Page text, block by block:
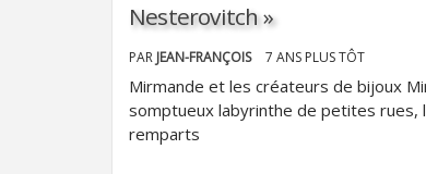
Nesterovitch »
PAR JEAN-FRANÇOIS 7 ANS PLUS TÔT
Mirmande et les créateurs de bijoux
somptueux labyrinthe de petites rues,
remparts